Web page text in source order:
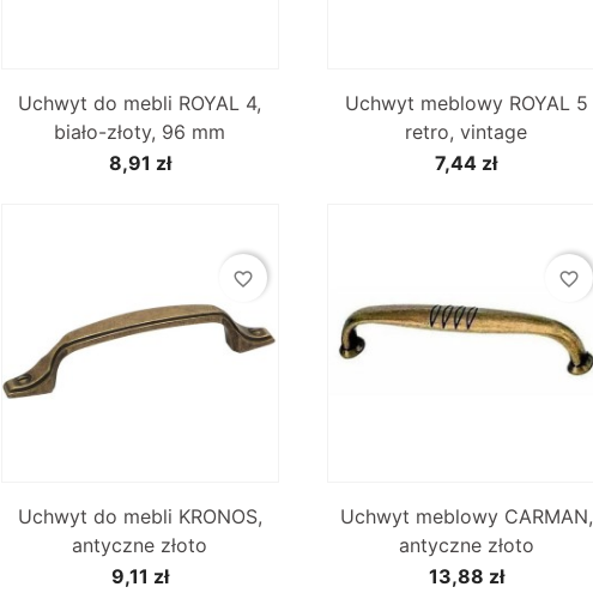
Uchwyt do mebli ROYAL 4,
biało-złoty, 96 mm
8,91 zł
Uchwyt meblowy ROYAL 5
retro, vintage
7,44 zł
Uchwyt do mebli KRONOS,
antyczne złoto
9,11 zł
favorite_border
Uchwyt meblowy CARMAN,
antyczne złoto
13,88 zł
favorite_border